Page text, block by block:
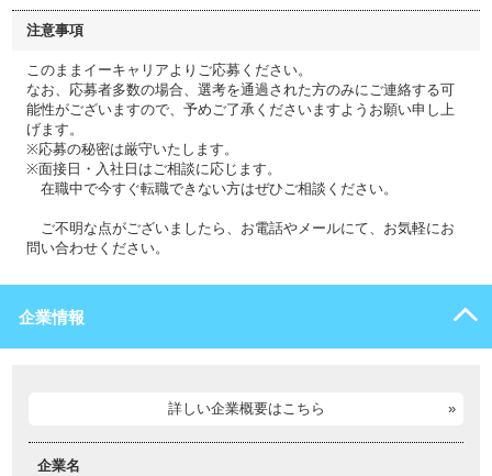
注意事項
このままイーキャリアよりご応募ください。
なお、応募者多数の場合、選考を通過された方のみにご連絡する可
能性がございますので、予めご了承くださいますようお願い申し上
げます。
※応募の秘密は厳守いたします。
※面接日・入社日はご相談に応じます。
在職中で今すぐ転職できない方はぜひご相談ください。
ご不明な点がございましたら、お電話やメールにて、お気軽にお
問い合わせください。
企業情報
詳しい企業概要はこちら
企業名